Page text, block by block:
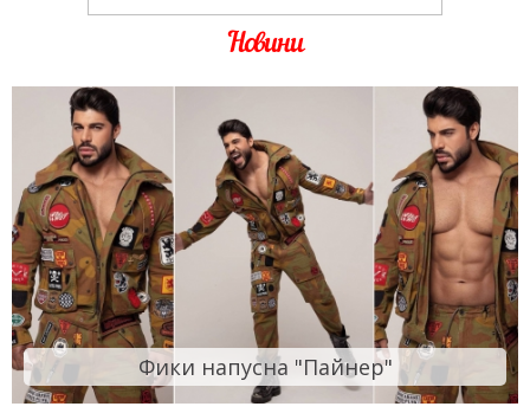
Новини
Фики напусна "Пайнер"